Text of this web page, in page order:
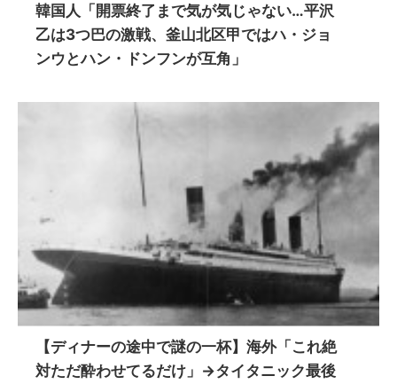
韓国人「開票終了まで気が気じゃない…平沢
乙は3つ巴の激戦、釜山北区甲ではハ・ジョ
ンウとハン・ドンフンが互角」
【ディナーの途中で謎の一杯】海外「これ絶
対ただ酔わせてるだけ」→タイタニック最後